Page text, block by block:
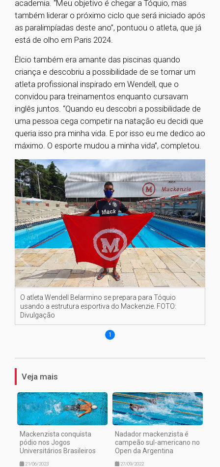
academia. “Meu objetivo é chegar a Tóquio, mas
também liderar o próximo ciclo que será iniciado após
as paralimpíadas deste ano”, pontuou o atleta, que já
está de olho em Paris 2024.
Élcio também era amante das piscinas quando
criança e descobriu a possibilidade de se tornar um
atleta profissional inspirado em Wendell, que o
convidou para treinamentos enquanto cursavam
inglês juntos. “Quando eu descobri a possibilidade de
uma pessoa cega competir na natação eu decidi que
queria isso pra minha vida. E por isso eu me dedico ao
máximo. O esporte mudou a minha vida”, completou.
O atleta Wendell Belarmino se prepara para Tóquio
usando a estrutura esportiva do Mackenzie. FOTO:
Divulgação
1
Veja mais
Mackenzista conquista
pódio nos Jogos
Universitários Brasileiros
21/06/2023
Nadador mackenzista é
campeão sul-americano no
Open da Argentina
27/09/2022